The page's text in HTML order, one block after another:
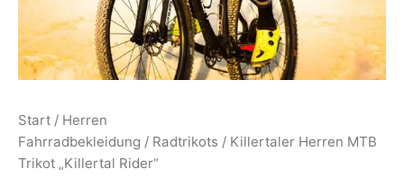
Start / Herren
Fahrradbekleidung / Radtrikots / Killertaler Herren MTB
Trikot „Killertal Rider“